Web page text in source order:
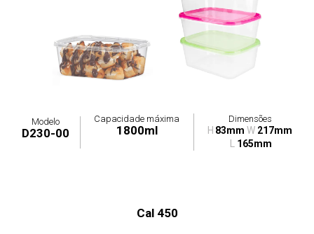
Modelo
D230-00
Capacidade máxima
1800ml
Dimensões
H 83mm W 217mm
L 165mm
Cal 450